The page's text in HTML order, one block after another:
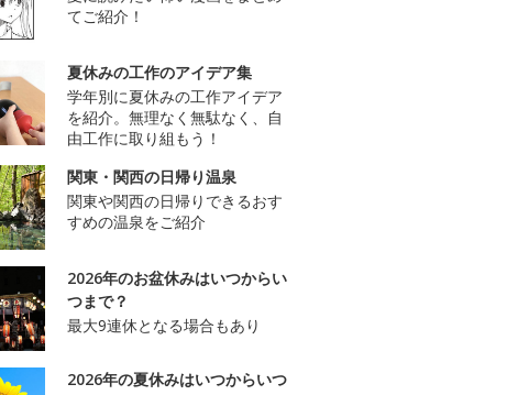
てご紹介！
夏休みの工作のアイデア集
学年別に夏休みの工作アイデア
を紹介。無理なく無駄なく、自
由工作に取り組もう！
関東・関西の日帰り温泉
関東や関西の日帰りできるおす
すめの温泉をご紹介
2026年のお盆休みはいつからい
つまで？
最大9連休となる場合もあり
2026年の夏休みはいつからいつ